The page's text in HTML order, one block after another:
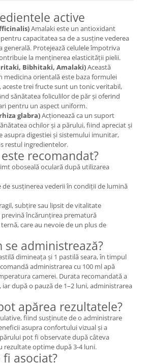
active
Amalaki este un antioxidant
capacitatea sa de a susține vederea
generală. Protejează celulele împotriva
la menținerea elasticității pielii.
Bibhitaki, Amalaki)Această
medicina orientală este baza formulei
trei fructe sunt un tonic veritabil,
sănătatea foliculilor de păr și oferind
pentru un aspect uniform.
glabra)Acționează ca un suport
ochilor și a părului, fiind apreciat și
asupra digestiei și sistemului imunitar,
restul ingredientelor.
recomandat?
oboseală oculară după utilizarea
de susținerea vederii în condiții de lumină
subțire sau lipsit de vitalitate
prevină încărunțirea prematură
care au nevoie de un plus de
se administrează?
dimineața și 1 pastilă seara, în timpul
administrarea cu 100 ml apă
camerei. Durata recomandată a
iar după o pauză de 1–2 luni, administrarea
apărea rezultatele?
fiind susținute de o administrare
asupra confortului vizual și a
pot fi observate după câteva
rezultate optime după 3-4 luni.
fi asociat?